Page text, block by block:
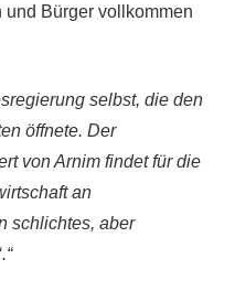
Bürger vollkommen
selbst, die den
öffnete. Der
von Arnim findet für die
an
schlichtes, aber